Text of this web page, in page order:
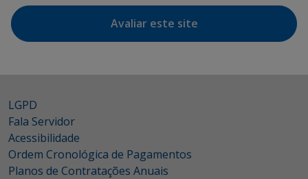
Avaliar este site
LGPD
Fala Servidor
Acessibilidade
Ordem Cronológica de Pagamentos
Planos de Contratações Anuais